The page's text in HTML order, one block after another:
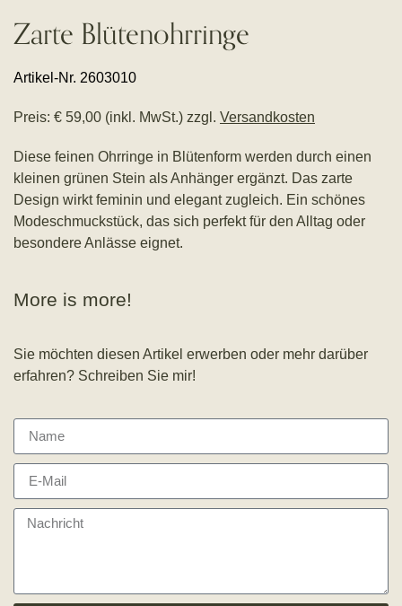
Zarte Blütenohrringe
Artikel-Nr. 2603010
Preis: € 59,00 (inkl. MwSt.) zzgl. Versandkosten
Diese feinen Ohrringe in Blütenform werden durch einen
kleinen grünen Stein als Anhänger ergänzt. Das zarte
Design wirkt feminin und elegant zugleich. Ein schönes
Modeschmuckstück, das sich perfekt für den Alltag oder
besondere Anlässe eignet.
More is more!
Sie möchten diesen Artikel erwerben oder mehr darüber
erfahren? Schreiben Sie mir!